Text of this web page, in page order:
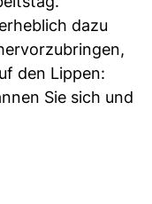
dazu
den Lippen:
Sie sich und